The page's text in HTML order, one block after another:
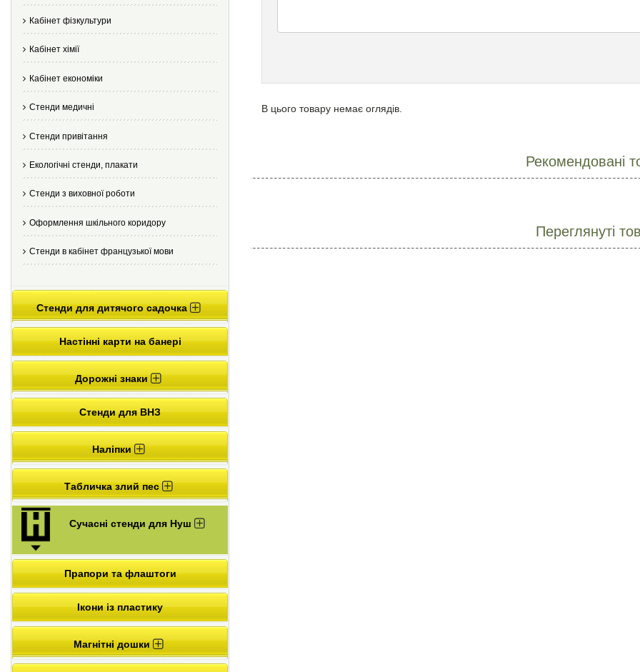
Кабінет фізкультури
Кабінет хімії
Кабінет економіки
Стенди медичні
Стенди привітання
Екологічні стенди, плакати
Стенди з виховної роботи
Оформлення шкільного коридору
Стенди в кабінет французької мови
Стенди для дитячого садочка
Настінні карти на банері
Дорожні знаки
Стенди для ВНЗ
Наліпки
Табличка злий пес
Сучасні стенди для Нуш
Прапори та флаштоги
Ікони із пластику
Магнітні дошки
В цього товару немає оглядів.
Рекомендовані
Переглянуті